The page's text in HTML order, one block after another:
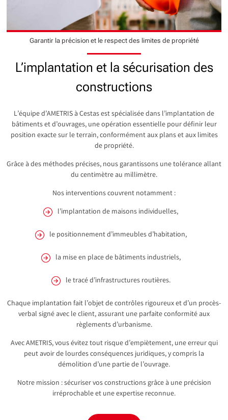
Garantir la précision et le respect des limites de propriété
L’implantation et la sécurisation des
constructions
L’équipe d’AMETRIS à Cestas est spécialisée dans l’implantation de
bâtiments et d’ouvrages, une opération essentielle pour définir leur
position exacte sur le terrain, conformément aux plans et aux limites
de propriété.
Grâce à des méthodes précises, nous garantissons une tolérance allant
du centimètre au millimètre.
Nos interventions couvrent notamment :
l’implantation de maisons individuelles,
le positionnement d’immeubles d’habitation,
la mise en place de bâtiments industriels,
le tracé d’infrastructures routières.
Chaque implantation fait l’objet de contrôles rigoureux et d’un procès-
verbal signé avec le client, assurant une parfaite conformité aux
règlements d’urbanisme.
Avec AMETRIS, vous évitez tout risque d’empiètement, une erreur qui
peut avoir de lourdes conséquences juridiques, y compris la
démolition d’une partie de l’ouvrage.
Notre mission : sécuriser vos constructions grâce à une précision
irréprochable et une expertise reconnue.